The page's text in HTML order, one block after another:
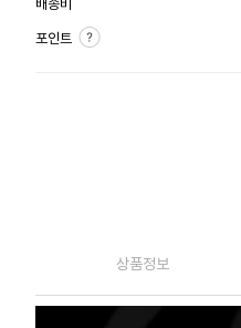
배송비
포인트
상품정보